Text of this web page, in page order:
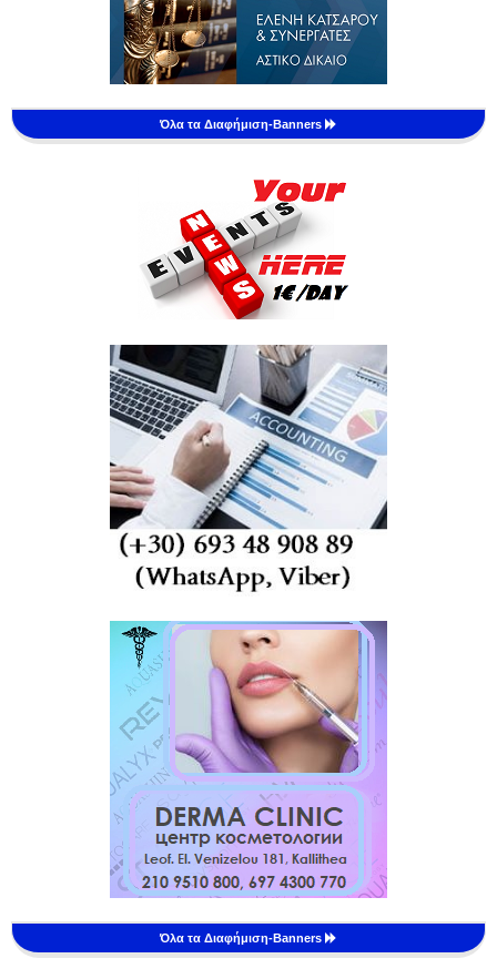
Όλα τα Διαφήμιση-Banners
Όλα τα Διαφήμιση-Banners